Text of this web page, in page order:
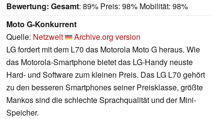
Bewertung: Gesamt: 89% Preis: 98% Mobilität: 98%
Moto G-Konkurrent
Quelle: Netzwelt
Archive.org version
LG fordert mit dem L70 das Motorola Moto G heraus. Wie
das Motorola-Smartphone bietet das LG-Handy neuste
Hard- und Software zum kleinen Preis. Das LG L70 gehört
zu den besseren Smartphones seiner Preisklasse, größte
Mankos sind die schlechte Sprachqualität und der Mini-
Speicher.